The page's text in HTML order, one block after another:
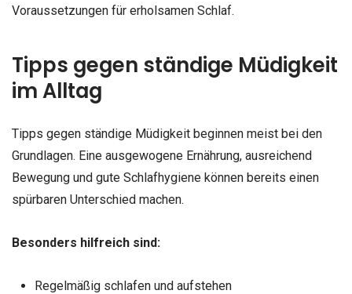
Voraussetzungen für erholsamen Schlaf.
Tipps gegen ständige Müdigkeit
im Alltag
Tipps gegen ständige Müdigkeit beginnen meist bei den
Grundlagen. Eine ausgewogene Ernährung, ausreichend
Bewegung und gute Schlafhygiene können bereits einen
spürbaren Unterschied machen.
Besonders hilfreich sind:
Regelmäßig schlafen und aufstehen